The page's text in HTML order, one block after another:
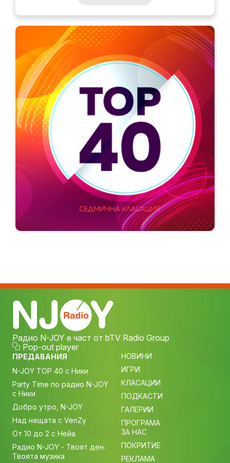
Радио N-JOY е част от bTV Radio Group
Pop-out player
ПРЕДАВАНИЯ
N-JOY TOP 40 с Ники
Party Time по радио N-JOY
с Ники
Добро утро, N-JOY
Над нещата с VenZy
От 10 до 2 с Нейа
Радио N-JOY - Твоят ден.
Твоята музика
НОВИНИ
ИГРИ
КЛАСАЦИИ
ПОДКАСТИ
ГАЛЕРИИ
ПРОГРАМА
ЗА НАС
ПОКРИТИЕ
РЕКЛАМА